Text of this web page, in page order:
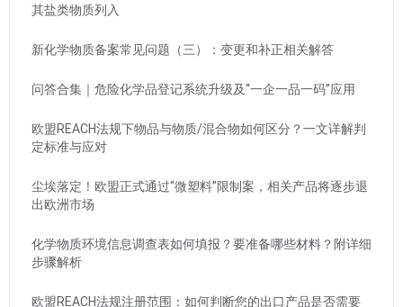
其盐类物质列入
新化学物质备案常见问题（三）：变更和补正相关解答
问答合集｜危险化学品登记系统升级及“一企一品一码”应用
欧盟REACH法规下物品与物质/混合物如何区分？一文详解判
定标准与应对
尘埃落定！欧盟正式通过“微塑料”限制案，相关产品将逐步退
出欧洲市场
化学物质环境信息调查表如何填报？要准备哪些材料？附详细
步骤解析
欧盟REACH法规注册范围：如何判断您的出口产品是否需要